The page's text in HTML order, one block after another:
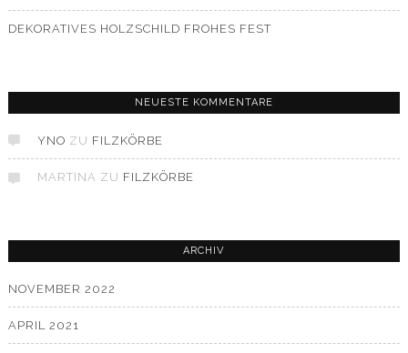
DEKORATIVES HOLZSCHILD FROHES FEST
NEUESTE KOMMENTARE
YNO ZU FILZKÖRBE
MARTINA ZU FILZKÖRBE
ARCHIV
NOVEMBER 2022
APRIL 2021